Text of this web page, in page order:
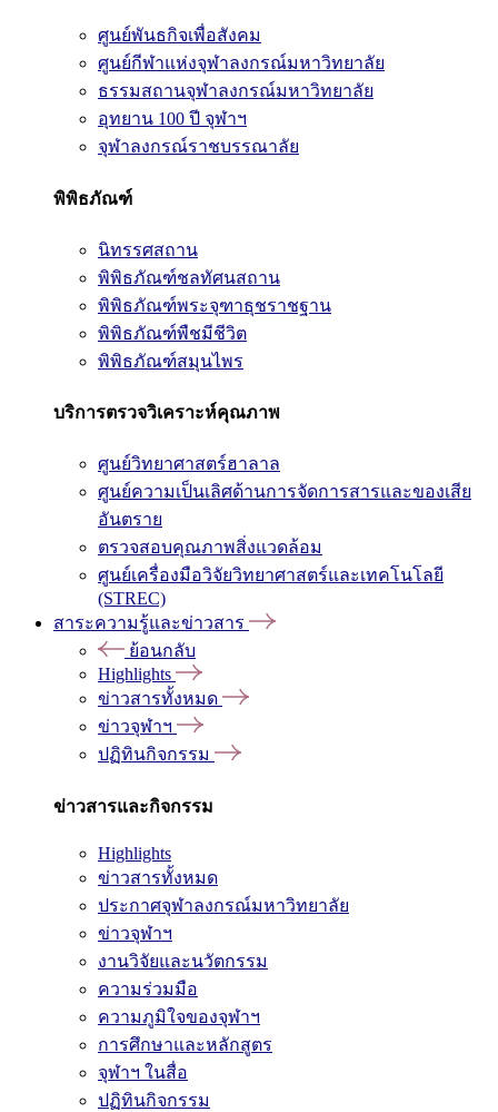
ศูนย์พันธกิจเพื่อสังคม
ศูนย์กีฬาแห่งจุฬาลงกรณ์มหาวิทยาลัย
ธรรมสถานจุฬาลงกรณ์มหาวิทยาลัย
อุทยาน 100 ปี จุฬาฯ
จุฬาลงกรณ์ราชบรรณาลัย
พิพิธภัณฑ์
นิทรรศสถาน
พิพิธภัณฑ์ชลทัศนสถาน
พิพิธภัณฑ์พระจุฑาธุชราชฐาน
พิพิธภัณฑ์พืชมีชีวิต
พิพิธภัณฑ์สมุนไพร
บริการตรวจวิเคราะห์คุณภาพ
ศูนย์วิทยาศาสตร์ฮาลาล
ศูนย์ความเป็นเลิศด้านการจัดการสารและของเสีย
อันตราย
ตรวจสอบคุณภาพสิ่งแวดล้อม
ศูนย์เครื่องมือวิจัยวิทยาศาสตร์และเทคโนโลยี
(STREC)
สาระความรู้และข่าวสาร
ย้อนกลับ
Highlights
ข่าวสารทั้งหมด
ข่าวจุฬาฯ
ปฏิทินกิจกรรม
ข่าวสารและกิจกรรม
Highlights
ข่าวสารทั้งหมด
ประกาศจุฬาลงกรณ์มหาวิทยาลัย
ข่าวจุฬาฯ
งานวิจัยและนวัตกรรม
ความร่วมมือ
ความภูมิใจของจุฬาฯ
การศึกษาและหลักสูตร
จุฬาฯ ในสื่อ
ปฏิทินกิจกรรม